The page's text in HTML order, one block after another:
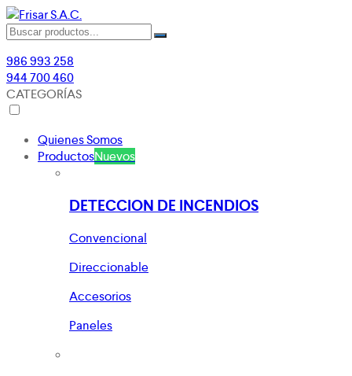
986 993 258
944 700 460
CATEGORÍAS
Quienes Somos
ProductosNuevos
DETECCION DE INCENDIOS
Convencional
Direccionable
Accesorios
Paneles